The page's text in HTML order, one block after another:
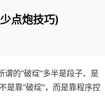
点炮技巧)
谓的"破绽"多半是段子、是
是靠"破绽"，而是靠程序控